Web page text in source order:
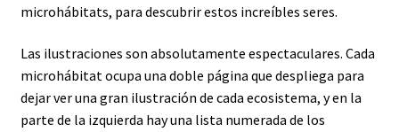
microhábitats, para descubrir estos increíbles seres.
Las ilustraciones son absolutamente espectaculares. Cada
microhábitat ocupa una doble página que despliega para
dejar ver una gran ilustración de cada ecosistema, y en la
parte de la izquierda hay una lista numerada de los